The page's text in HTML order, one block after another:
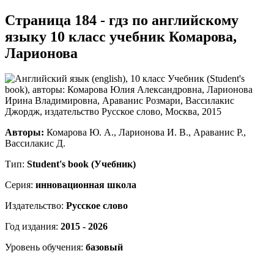
Страница 184 - гдз по английскому
языку 10 класс учебник Комарова,
Ларионова
Авторы: Комарова Ю. А., Ларионова И. В., Араванис Р.,
Вассилакис Д.
Тип: Student's book (Учебник)
Серия: инновационная школа
Издательство: Русское слово
Год издания: 2015 - 2026
Уровень обучения: базовый